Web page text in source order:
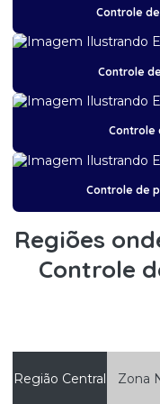
Controle de pragas de
Controle de pragas
Controle de pragas
Controle de pragas
Controle de pragas
Controle de pragas
Controle de pragas
Controle
Controle
Controle
Controle de
Regiões
Controle
Região Central Zona